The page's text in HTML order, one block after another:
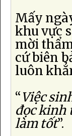
Mấy
khu vực
mời
cứ biên
luôn
“Việc
đọc kinh
làm tốt”.